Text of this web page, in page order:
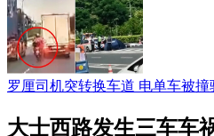
罗厘司机突转换车道 电单车被
大士西路发生三车车